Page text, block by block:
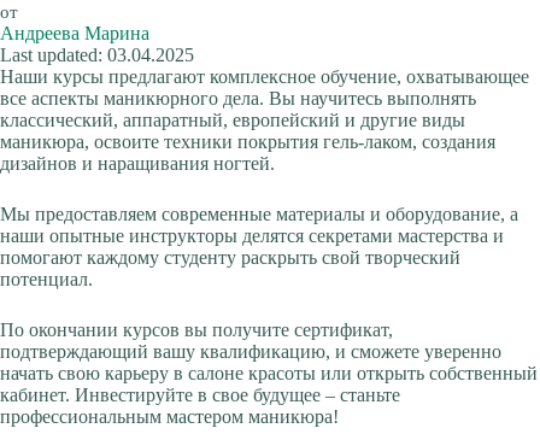
от
Андреева Марина
Last updated: 03.04.2025
Наши курсы предлагают комплексное обучение, охватывающее
все аспекты маникюрного дела. Вы научитесь выполнять
классический, аппаратный, европейский и другие виды
маникюра, освоите техники покрытия гель-лаком, создания
дизайнов и наращивания ногтей.
Мы предоставляем современные материалы и оборудование, а
наши опытные инструкторы делятся секретами мастерства и
помогают каждому студенту раскрыть свой творческий
потенциал.
По окончании курсов вы получите сертификат,
подтверждающий вашу квалификацию, и сможете уверенно
начать свою карьеру в салоне красоты или открыть собственный
кабинет. Инвестируйте в свое будущее – станьте
профессиональным мастером маникюра!